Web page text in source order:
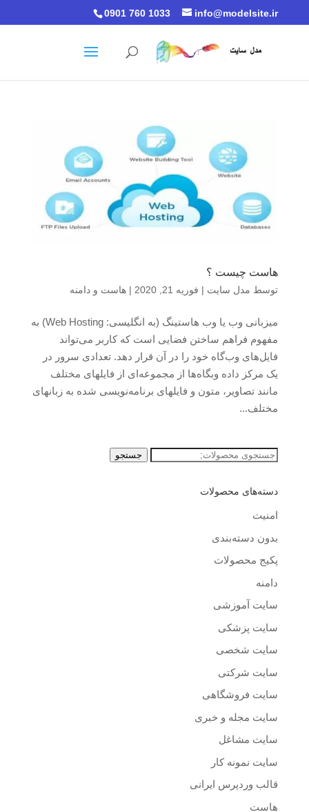
0901 760 1033 info@modelsite.ir
هاست چیست ؟
توسط مدل سایت | فوریه 21, 2020 | هاست و دامنه
میزبانی وب یا وب هاستینگ (به انگلیسی: Web Hosting) به
مفهوم فراهم ساختن فضایی است که کاربر می‌تواند
فایل‌های وب‌گاه خود را در آن قرار دهد. تعدادی سرور در
یک مرکز داده وبگاه‌ها از مجموعه‌ای از فایلهای مختلف
مانند تصاویر، متون و فایلهای برنامه‌نویسی شده به زبانهای
مختلف...
جستجو
جستجو
دسته‌های محصولات
امنیت
بدون دسته‌بندی
پکیج محصولات
دامنه
سایت آموزشی
سایت پزشکی
سایت شخصی
سایت شرکتی
سایت فروشگاهی
سایت مجله و خبری
سایت مشاغل
سایت نمونه کار
قالب وردپرس ایرانی
هاست